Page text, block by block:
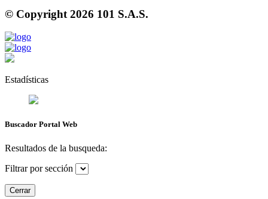
© Copyright 2026 101 S.A.S.
Estadísticas
Buscador Portal Web
Resultados de la busqueda:
Filtrar por sección
Cerrar